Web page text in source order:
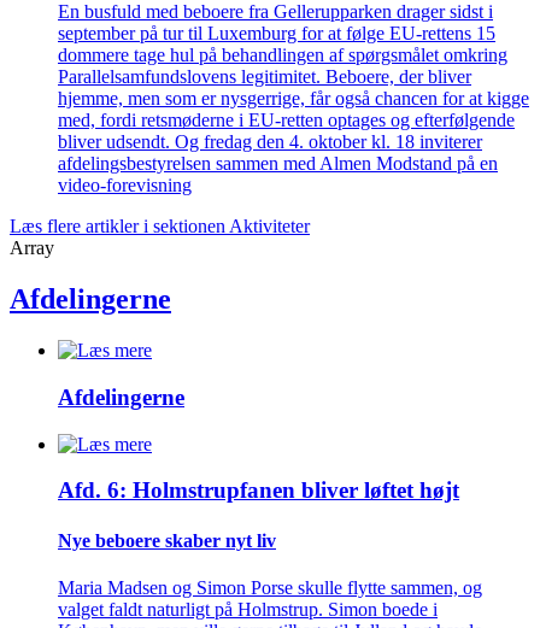
En busfuld med beboere fra Gellerupparken drager sidst i
september på tur til Luxemburg for at følge EU-rettens 15
dommere tage hul på behandlingen af spørgsmålet omkring
Parallelsamfundslovens legitimitet. Beboere, der bliver
hjemme, men som er nysgerrige, får også chancen for at kigge
med, fordi retsmøderne i EU-retten optages og efterfølgende
bliver udsendt. Og fredag den 4. oktober kl. 18 inviterer
afdelingsbestyrelsen sammen med Almen Modstand på en
video-forevisning
Læs flere artikler i sektionen Aktiviteter
Array
Afdelingerne
Afdelingerne
Afd. 6: Holmstrupfanen bliver løftet højt
Nye beboere skaber nyt liv
Maria Madsen og Simon Porse skulle flytte sammen, og
valget faldt naturligt på Holmstrup. Simon boede i